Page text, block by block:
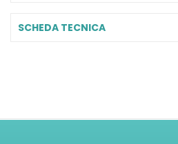
SCHEDA TECNICA